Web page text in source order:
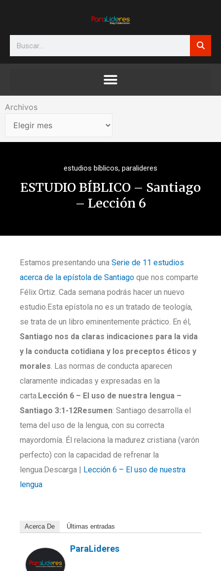
Search
Archivos
Archivos
estudios bíblicos, paralideres
ESTUDIO BÍBLICO – Santiago
– Lección 6
Estamos presentando una Serie de 11 estudios
acerca de la epístola de Santiago que nos comparte
Félix Ortiz. Cada semana podrás hacer un nuevo
estudio.Esta epístola no es un tratado de teología,
se trata de un libro eminentemente práctico. En él,
Santiago nos da claras indicaciones para la vida
y la conducta cotidiana y los preceptos éticos y
morales. Las normas de conducta aparecen
claramente indicadas y expresadas en la
carta.Lección 6 – El uso de nuestra lengua –
Santiago 3:1-12Resumen: Santiago desarrolla el
tema del uso de la lengua, con su correcta
mayordomía. Él relaciona la madurez cristiana (varón
perfecto) con la capacidad de refrenar la
lengua.Descarga | Lección 6 – El uso de nuestra
lengua
Acerca De Últimas entradas
ParaLideres